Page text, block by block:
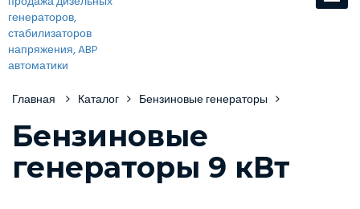
Главная Каталог Бензиновые генераторы
Бензиновые
генераторы 9 кВт